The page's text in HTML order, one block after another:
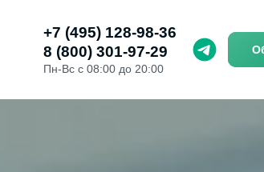
+7 (495) 128-98-36
8 (800) 301-97-29
Пн-Вс с 08:00 до 20:00